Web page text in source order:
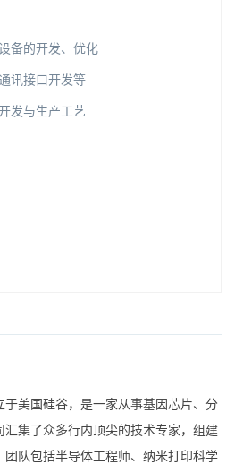
备的开发、优化
讯接口开发等
发与生产工艺
于美国硅谷，是一家从事基因芯片、分
集了众多行内顶尖的技术专家，组建
团队包括半导体工程师、纳米打印科学